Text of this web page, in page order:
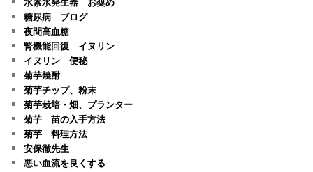
糖尿病 ブログ
夜間高血糖
腎機能回復 イヌリン
イヌリン 便秘
菊芋焼酎
菊芋チップ、粉末
菊芋栽培・畑、プランター
菊芋 苗の入手方法
菊芋 料理方法
安保徹先生
悪い血流を良くする